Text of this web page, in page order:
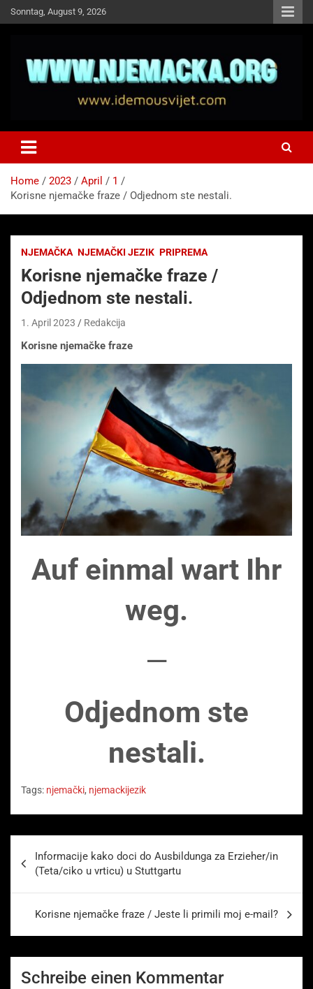
Skip
to
Sonntag, August 9, 2026
Idemo u Svijet-Njemacka!
Home 2023 April
1
Korisne njemačke fraze / Odjednom ste nestali.
NJEMAČKA NJEMAČKI JEZIK PRIPREMA
Korisne njemačke fraze /
Odjednom ste nestali.
1. April 2023 Redakcija
Korisne njemačke fraze
Auf einmal wart Ihr
weg.
—
Odjednom ste
nestali.
Tags: njemački, njemackijezik
Informacije kako doci do Ausbildunga za Erzieher/in
(Teta/ciko u vrticu) u Stuttgartu
Korisne njemačke fraze / Jeste li primili moj e-mail?
Schreibe einen Kommentar